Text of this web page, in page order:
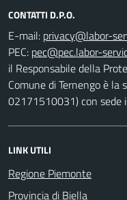
CONTATTI D.P.O.
E-mail:
PEC:
il Responsabile della
Comune di Ternengo è la
02171510031) con sede
LINK UTILI
Regione Piemonte
Provincia di Biella